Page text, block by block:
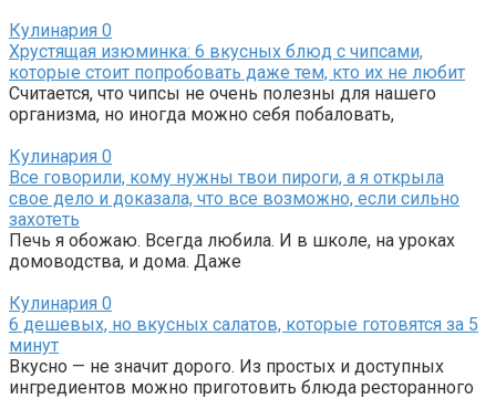
Кулинария 0
Хрустящая изюминка: 6 вкусных блюд с чипсами,
которые стоит попробовать даже тем, кто их не любит
Считается, что чипсы не очень полезны для нашего
организма, но иногда можно себя побаловать,
Кулинария 0
Все говорили, кому нужны твои пироги, а я открыла
свое дело и доказала, что все возможно, если сильно
захотеть
Печь я обожаю. Всегда любила. И в школе, на уроках
домоводства, и дома. Даже
Кулинария 0
6 дешевых, но вкусных салатов, которые готовятся за 5
минут
Вкусно — не значит дорого. Из простых и доступных
ингредиентов можно приготовить блюда ресторанного